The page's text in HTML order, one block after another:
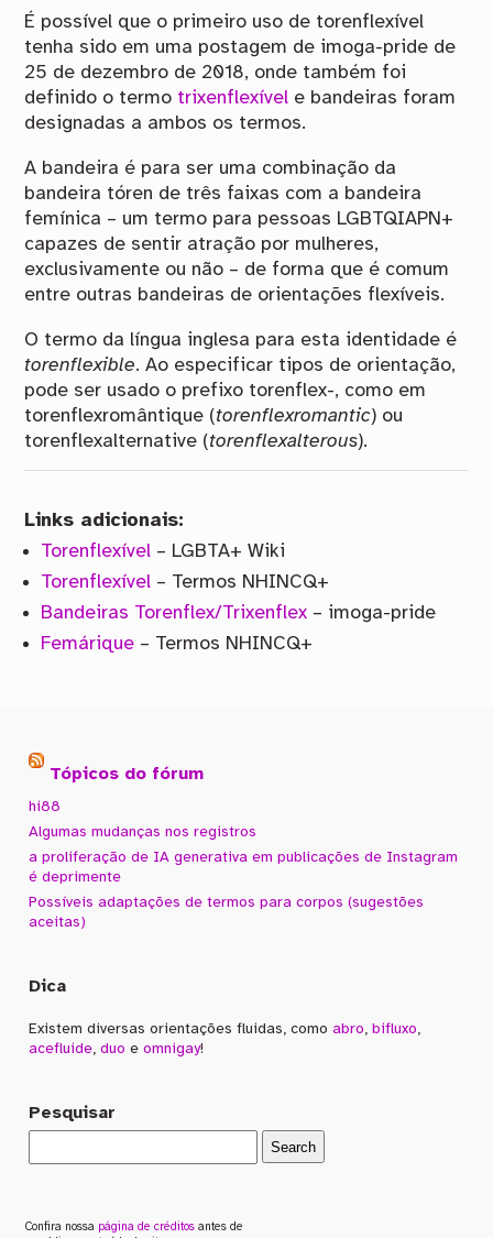
É possível que o primeiro uso de torenflexível
tenha sido em uma postagem de imoga-pride de
25 de dezembro de 2018, onde também foi
definido o termo trixenflexível e bandeiras foram
designadas a ambos os termos.
A bandeira é para ser uma combinação da
bandeira tóren de três faixas com a bandeira
femínica – um termo para pessoas LGBTQIAPN+
capazes de sentir atração por mulheres,
exclusivamente ou não – de forma que é comum
entre outras bandeiras de orientações flexíveis.
O termo da língua inglesa para esta identidade é
torenflexible. Ao especificar tipos de orientação,
pode ser usado o prefixo torenflex-, como em
torenflexromântique (torenflexromantic) ou
torenflexalternative (torenflexalterous).
Links adicionais:
Torenflexível – LGBTA+ Wiki
Torenflexível – Termos NHINCQ+
Bandeiras Torenflex/Trixenflex – imoga-pride
Femárique – Termos NHINCQ+
Tópicos do fórum
hi88
Algumas mudanças nos registros
a proliferação de IA generativa em publicações de Instagram
é deprimente
Possíveis adaptações de termos para corpos (sugestões
aceitas)
Dica
Existem diversas orientações fluidas, comoabro ,bifluxo
acefluide ,duo eomnigay!
Pesquisar
Confira nossa página de créditos antes de